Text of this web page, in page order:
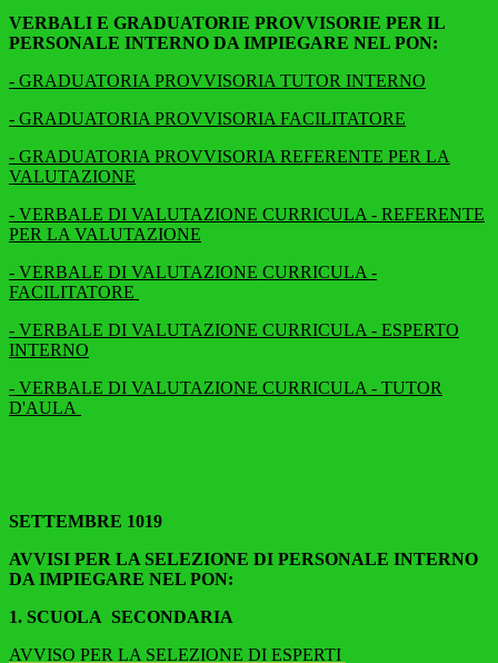
VERBALI E GRADUATORIE PROVVISORIE PER IL
PERSONALE INTERNO DA IMPIEGARE NEL PON:
- GRADUATORIA PROVVISORIA TUTOR INTERNO
- GRADUATORIA PROVVISORIA FACILITATORE
- GRADUATORIA PROVVISORIA REFERENTE PER LA
VALUTAZIONE
- VERBALE DI VALUTAZIONE CURRICULA - REFERENTE
PER LA VALUTAZIONE
- VERBALE DI VALUTAZIONE CURRICULA -
FACILITATORE
- VERBALE DI VALUTAZIONE CURRICULA - ESPERTO
INTERNO
- VERBALE DI VALUTAZIONE CURRICULA - TUTOR
D'AULA
SETTEMBRE 1019
AVVISI PER LA SELEZIONE DI PERSONALE INTERNO
DA IMPIEGARE NEL PON:
1. SCUOLA SECONDARIA
AVVISO PER LA SELEZIONE DI ESPERTI